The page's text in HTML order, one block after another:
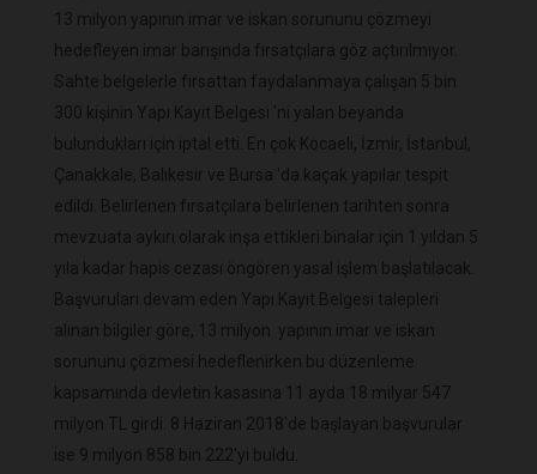
13 milyon yapının imar ve iskan sorununu çözmeyi
hedefleyen imar barışında fırsatçılara göz açtırılmıyor.
Sahte belgelerle fırsattan faydalanmaya çalışan 5 bin
300 kişinin Yapı Kayıt Belgesi 'ni yalan beyanda
bulundukları için iptal etti. En çok Kocaeli, İzmir, İstanbul,
Çanakkale, Balıkesir ve Bursa 'da kaçak yapılar tespit
edildi. Belirlenen fırsatçılara belirlenen tarihten sonra
mevzuata aykırı olarak inşa ettikleri binalar için 1 yıldan 5
yıla kadar hapis cezası öngören yasal işlem başlatılacak.
Başvuruları devam eden Yapı Kayıt Belgesi talepleri
alınan bilgiler göre, 13 milyon yapının imar ve iskan
sorununu çözmesi hedeflenirken bu düzenleme
kapsamında devletin kasasına 11 ayda 18 milyar 547
milyon TL girdi. 8 Haziran 2018'de başlayan başvurular
ise 9 milyon 858 bin 222'yi buldu.